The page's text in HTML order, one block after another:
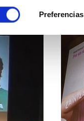
Preferencias